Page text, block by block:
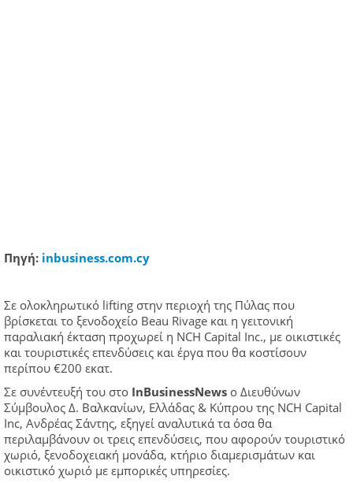
Πηγή: inbusiness.com.cy
Σε ολοκληρωτικό lifting στην περιοχή της Πύλας που
βρίσκεται το ξενοδοχείο Beau Rivage και η γειτονική
παραλιακή έκταση προχωρεί η NCH Capital Inc., με οικιστικές
και τουριστικές επενδύσεις και έργα που θα κοστίσουν
περίπου €200 εκατ.
Σε συνέντευξή του στο InBusinessNews o Διευθύνων
Σύμβουλος Δ. Βαλκανίων, Ελλάδας & Κύπρου της NCH Capital
Inc, Ανδρέας Σάντης, εξηγεί αναλυτικά τα όσα θα
περιλαμβάνουν οι τρεις επενδύσεις, που αφορούν τουριστικό
χωριό, ξενοδοχειακή μονάδα, κτήριο διαμερισμάτων και
οικιστικό χωριό με εμπορικές υπηρεσίες.